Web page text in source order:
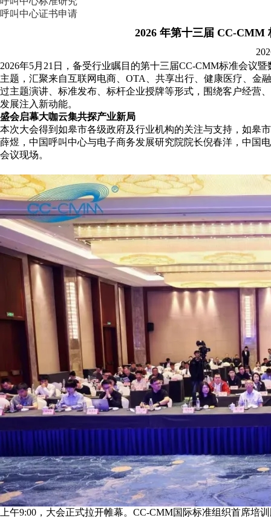
呼叫中心证书申请
2026 年第十三届 CC-CMM
2026年5月21日，备受行业瞩目的第十三届CC-CMM标准会议
主题，汇聚来自互联网电商、OTA、共享出行、健康医疗、金
过主题演讲、标准发布、标杆企业授牌等形式，围绕客户经营
发展注入新动能。
盛会启幕大咖云集共探产业新局
本次大会得到如皋市各级政府及行业机构的关注与支持，如皋
薛煜，中国呼叫中心与电子商务发展研究院院长倪春洋，中国
会议现场。
上午9:00，大会正式拉开帷幕。CC-CMM国际标准组织首席